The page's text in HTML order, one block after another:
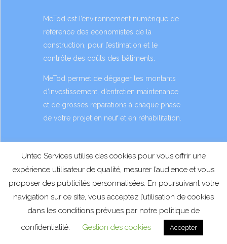
PARTENARIATS
MeTod est l’environnement numérique de
référence des économistes de la
construction, pour l’estimation et le
contrôle des coûts des bâtiments.
MeTod permet de dégager les montants
d’investissement, d’entretien maintenance
et de grosses réparations à chaque phase
de votre projet en neuf et en réhabilitation.
En savoir
plus sur
les tarifs
Untec Services utilise des cookies pour vous offrir une
expérience utilisateur de qualité, mesurer l’audience et vous
proposer des publicités personnalisées. En poursuivant votre
navigation sur ce site, vous acceptez l’utilisation de cookies
dans les conditions prévues par notre politique de
confidentialité.
Gestion des cookies Accepter